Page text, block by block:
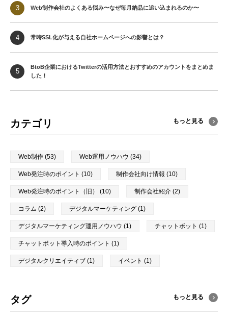
Web制作会社のよくある悩み〜なぜ毎月納品に追い込まれるのか〜
常時SSL化が与える自社ホームページへの影響とは？
BtoB企業におけるTwitterの活用方法とおすすめのアカウントをまとめま
した！
カテゴリ
Web制作 (53) Web運用ノウハウ (34)
Web発注時のポイント (10) 制作会社向け情報 (10)
Web発注時のポイント（旧） (10) 制作会社紹介 (2)
コラム (2) デジタルマーケティング (1)
デジタルマーケティング運用ノウハウ (1) チャットボット (1)
チャットボット導入時のポイント (1)
デジタルクリエイティブ (1) イベント (1)
もっと見る
タグ もっと見る